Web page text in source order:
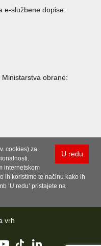
e-službene dopise:
obrane:
U redu
cookies) za
internetskom
ih koristimo te načinu kako ih
‘U redu’ pristajete na
vrh